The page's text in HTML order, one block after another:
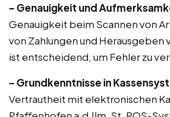
– Genauigkeit und
Genauigkeit beim Scannen von
von Zahlungen und Herausgeben
ist entscheidend, um Fehler zu
– Grundkenntnisse in
Vertrautheit mit elektronischen